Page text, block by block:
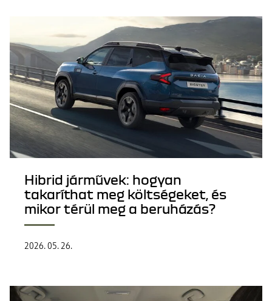
Hibrid járművek: hogyan
takaríthat meg költségeket, és
mikor térül meg a beruházás?
2026. 05. 26.